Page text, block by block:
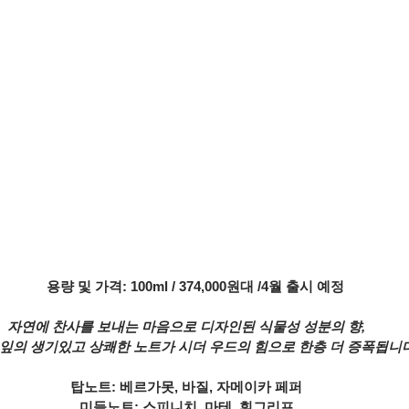
용량 및 가격: 100ml / 374,000원대 /4월 출시 예정
자연에 찬사를 보내는 마음으로 디자인된 식물성 성분의 향,
의 생기있고 상쾌한 노트가 시더 우드의 힘으로 한층 더 증폭됩니
탑노트: 베르가못, 바질, 자메이카 페퍼